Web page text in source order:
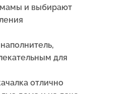
мамы и выбирают
для
отлично